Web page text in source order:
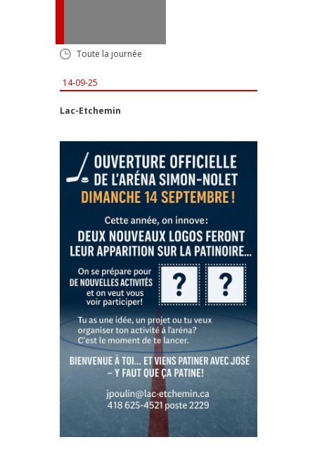
Toute la journée
14-09-25
Lac-Etchemin